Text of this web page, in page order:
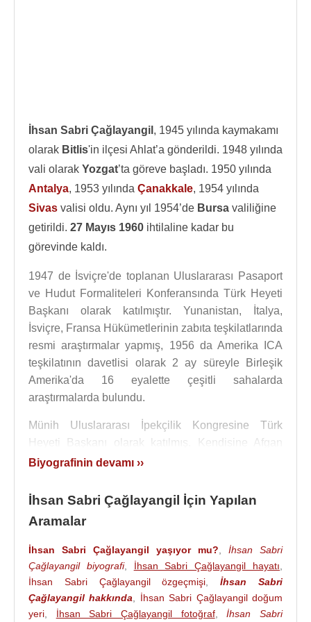
İhsan Sabri Çağlayangil , 1945 yılında kaymakamı
olarak Bitlis'in ilçesi Ahlat’a gönderildi. 1948 yılında
vali olarak Yozgat’ta göreve başladı. 1950 yılında
Antalya, 1953 yılında Çanakkale, 1954 yılında
Sivas valisi oldu. Aynı yıl 1954’de Bursa valiliğine
getirildi. 27 Mayıs 1960 ihtilaline kadar bu
görevinde kaldı.
1947 de İsviçre'de toplanan Uluslararası Pasaport
ve Hudut Formaliteleri Konferansında Türk Heyeti
Başkanı olarak katılmıştır. Yunanistan, İtalya,
İsviçre, Fransa Hükümetlerinin zabıta teşkilatlarında
resmi araştırmalar yapmış, 1956 da Amerika ICA
teşkilatının davetlisi olarak 2 ay süreyle Birleşik
Amerika'da 16 eyalette çeşitli sahalarda
araştırmalarda bulundu.
Münih Uluslararası İpekçilik Kongresine Türk
Heyeti Başkanı olarak katılmış. Kendisine Afgan
Krallığı ve Mısır Cumhuriyeti tarafından nişan
27 Mayıs 1960 ihtilalinden sonra tutuklandı ve 6 ay
sonra serbest bırakıldı. 1961 yılında Adalet Partisi
20 Şubat1965tarihinde kurulanSuat Hayri
Ürgüplü’nün Başbakan olduğu (29. Hükümet)
koalisyon hükümetinde Çalışma Bakanı oldu. 1965
yılında yapılan genel seçimlerden sonra 27 Ekim
Biyografinin devamı ››
İhsan Sabri Çağlayangil İçin Yapılan
Aramalar
İhsan Sabri Çağlayangil yaşıyor mu?
İhsan Sabri
Çağlayangil biyografi, İhsan Sabri Çağlayangil hayatı
İhsan Sabri Çağlayangil özgeçmişi ,İhsan Sabri
Çağlayangil hakkında
İhsan Sabri Çağlayangil doğum
yeri
İhsan Sabri Çağlayangil fotoğraf,İhsan Sabri